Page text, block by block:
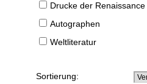
Drucke der Renaissance
Autographen
Weltliteratur
Sortierung: